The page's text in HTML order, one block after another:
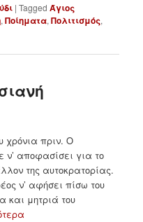
|Tagged Άγιος
,Ποίηματα,Πολιτισμός,
χρόνια πριν. Ο
αποφασίσει για το
της αυτοκρατορίας.
ν’ αφήσει πίσω του
και μητριά του